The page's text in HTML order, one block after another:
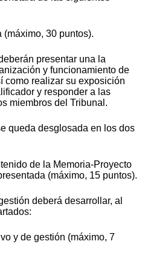
30 puntos).
presentar una la
y funcionamiento de
como realizar su exposición
y responder a las
miembros del Tribunal.
queda desglosada en los dos
de la Memoria-Proyecto
(máximo, 15 puntos).
deberá desarrollar, al
y de gestión (máximo, 7